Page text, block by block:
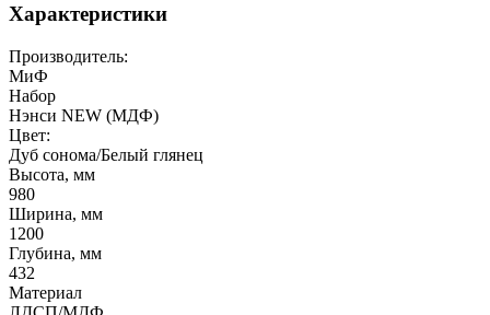
Характеристики
Производитель:
МиФ
Набор
Нэнси NEW (МДФ)
Цвет:
Дуб сонома/Белый глянец
Высота, мм
980
Ширина, мм
1200
Глубина, мм
432
Материал